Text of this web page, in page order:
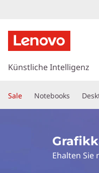
a
u
a
u
Künstliche Intelligenz
Sale Notebooks
Ehalten Sie